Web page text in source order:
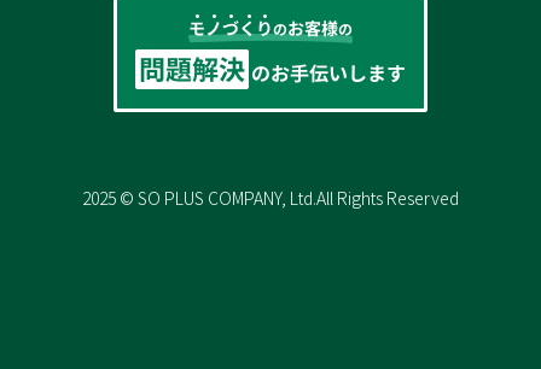
2025 © SO PLUS COMPANY, Ltd.All Rights Reserved